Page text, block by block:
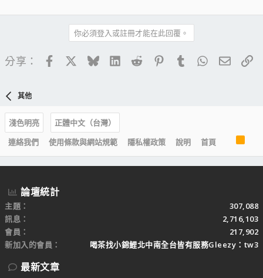
你必須登入或註冊才能在此回覆。
分享： FacebookBlueskyLinkedIn
Reddit PinterestTumblrWhatsApp
電子
其他
淺色明亮
正體中文（台灣）
連絡我們
使用條款與網站規範 隱私權政策 說明 首頁
S
論壇統計
主題
307,088
訊息
2,716,103
會員
217,902
新加入的會員
喝茶找小錦鯉北中南全台皆有服務Gleezy：tw3
最新文章